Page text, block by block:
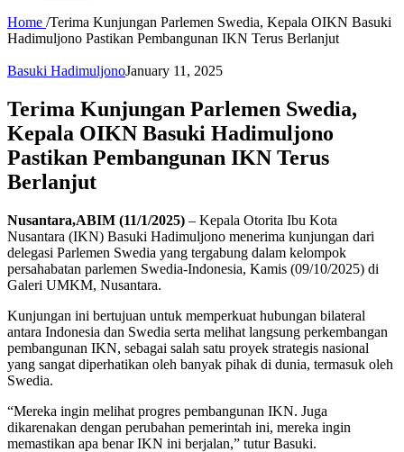
Home /Terima Kunjungan Parlemen Swedia, Kepala OIKN Basuki
Hadimuljono Pastikan Pembangunan IKN Terus Berlanjut
Basuki HadimuljonoJanuary 11, 2025
Terima Kunjungan Parlemen Swedia,
Kepala OIKN Basuki Hadimuljono
Pastikan Pembangunan IKN Terus
Berlanjut
Nusantara,ABIM (11/1/2025) – Kepala Otorita Ibu Kota
Nusantara (IKN) Basuki Hadimuljono menerima kunjungan dari
delegasi Parlemen Swedia yang tergabung dalam kelompok
persahabatan parlemen Swedia-Indonesia, Kamis (09/10/2025) di
Galeri UMKM, Nusantara.
Kunjungan ini bertujuan untuk memperkuat hubungan bilateral
antara Indonesia dan Swedia serta melihat langsung perkembangan
pembangunan IKN, sebagai salah satu proyek strategis nasional
yang sangat diperhatikan oleh banyak pihak di dunia, termasuk oleh
Swedia.
“Mereka ingin melihat progres pembangunan IKN. Juga
dikarenakan dengan perubahan pemerintah ini, mereka ingin
memastikan apa benar IKN ini berjalan,” tutur Basuki.